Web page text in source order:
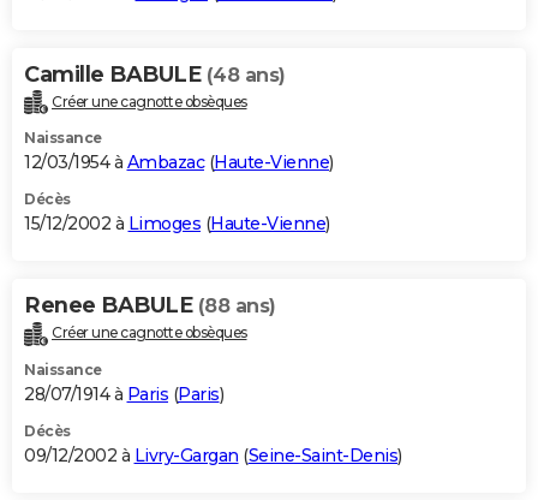
Camille BABULE (48 ans)
Créer une cagnotte obsèques
Naissance
12/03/1954 à Ambazac(Haute-Vienne)
Décès
15/12/2002 à Limoges (Haute-Vienne)
Renee BABULE (88 ans)
Créer une cagnotte obsèques
Naissance
28/07/1914 à Paris (Paris)
Décès
09/12/2002 à Livry-Gargan (Seine-Saint-Denis)